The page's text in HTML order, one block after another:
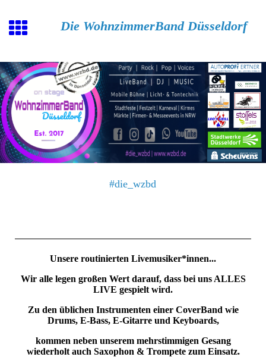
Die WohnzimmerBand Düsseldorf
#die_wzbd
Unsere routinierten Livemusiker*innen...
Wir alle legen großen Wert darauf, dass bei uns ALLES
LIVE gespielt wird.
Zu den üblichen Instrumenten einer CoverBand wie
Drums, E-Bass, E-Gitarre und Keyboards,
kommen neben unserem mehrstimmigen Gesang
wiederholt auch Saxophon & Trompete zum Einsatz.